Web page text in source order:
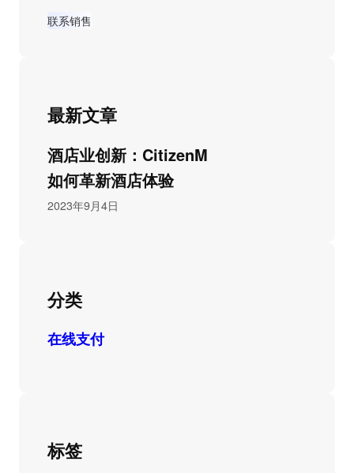
联系销售
最新文章
酒店业创新：CitizenM
如何革新酒店体验
2023年9月4日
分类
在线支付
标签